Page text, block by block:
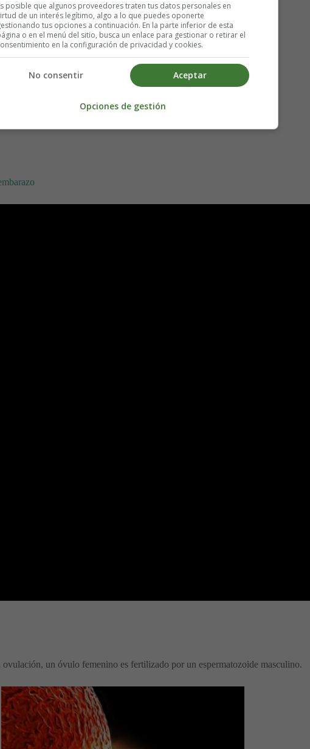
un óvulo femenino es fertilizado por un espermatozoide masculino.
posible que algunos proveedores traten tus datos personales en
de un interés legítimo, algo a lo que puedes oponerte
tus opciones a continuación. En la parte inferior de esta
o en el menú del sitio, busca un enlace para gestionar o retirar el
en la configuración de privacidad y cookies.
Aceptar
No consentir
Opciones de gestión